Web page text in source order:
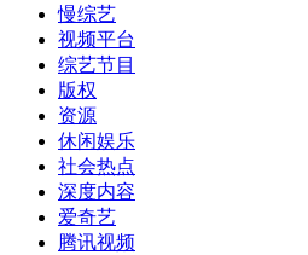
慢综艺
视频平台
综艺节目
版权
资源
休闲娱乐
社会热点
深度内容
爱奇艺
腾讯视频